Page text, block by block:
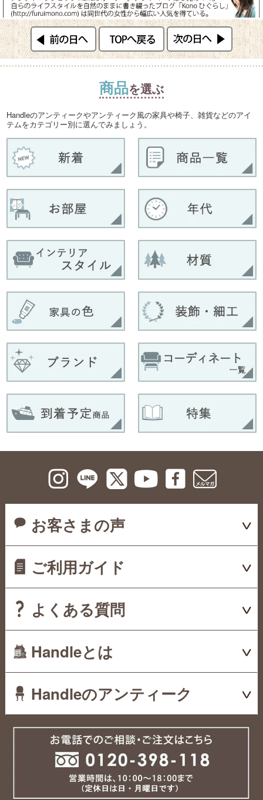
商品を選ぶ
Handleのアンティークやアンティーク風の家具や椅子、雑貨などのアイ
テムをカテゴリー別に選んでみましょう。
お客さまの声
ご利用ガイド
よくある質問
Handleとは
Handleのアンティーク